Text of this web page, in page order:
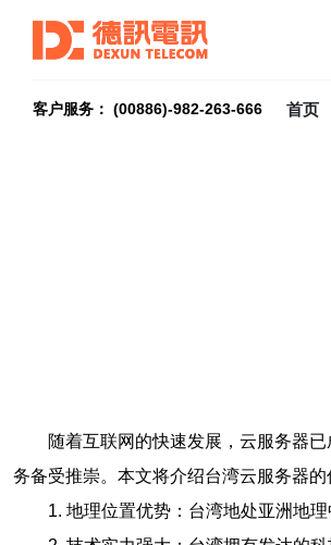
客户服务： (00886)-982-263-666 首页
随着互联网的快速发展，云服务器
务备受推崇。本文将介绍台湾云服务器的
1. 地理位置优势：台湾地处亚洲地